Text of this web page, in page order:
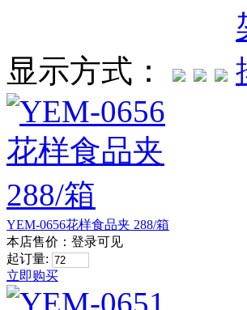
显示方式：
YEM-0656花样食品夹 288/箱
本店售价： 登录可见
起订量:
立即购买